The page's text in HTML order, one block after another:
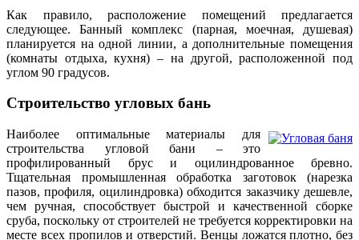
Как правило, расположение помещений предлагается
следующее. Банный комплекс (парная, моечная, душевая)
планируется на одной линии, а дополнительные помещения
(комнаты отдыха, кухня) – на другой, расположенной под
углом 90 градусов.
Строительство угловых бань
Наиболее оптимальные материалы для
строительства угловой бани – это
профилированный брус и оцилиндрованное бревно.
Тщательная промышленная обработка заготовок (нарезка
пазов, профиля, оцилиндровка) обходится заказчику дешевле,
чем ручная, способствует быстрой и качественной сборке
сруба, поскольку от строителей не требуется корректировки на
месте всех пропилов и отверстий. Венцы ложатся плотно, без